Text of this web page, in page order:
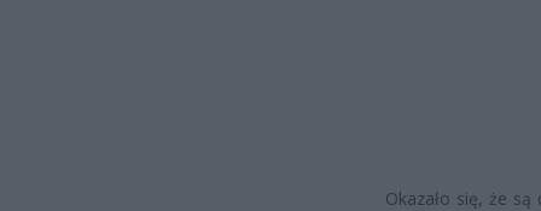
Okazało się, że